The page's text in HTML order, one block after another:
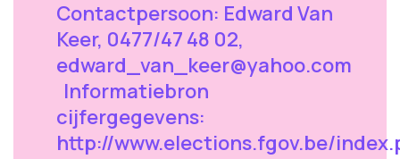
Contactpersoon: Edward Van
Keer, 0477/47 48 02,
edward_van_keer@yahoo.com
Informatiebron
cijfergegevens:
http://www.elections.fgov.be/